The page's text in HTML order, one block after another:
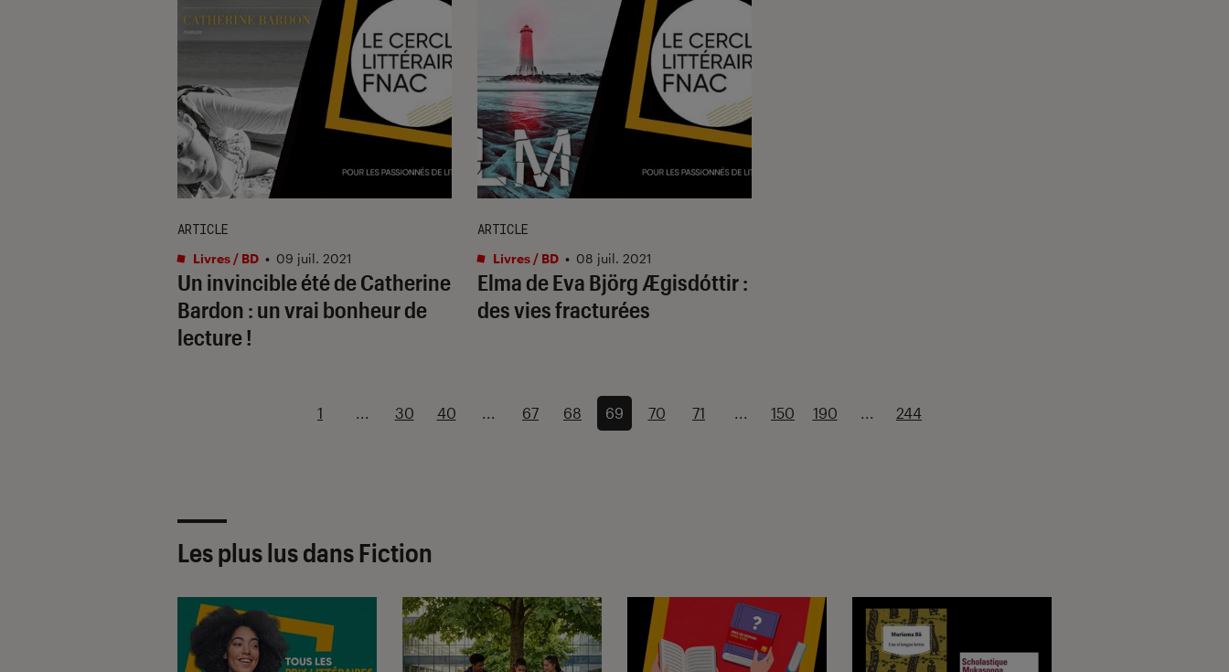
Un invincible été de Catherine
Bardon : un vrai bonheur de
lecture !
ARTICLE
Livres / BD • 09 juil. 2021
Elma de Eva Björg Ægisdóttir :
des vies fracturées
ARTICLE
Livres / BD • 08 juil. 2021
1 ... 30 40 ... 67 68 69 70 71 ... 150 190 ... 244
Les plus lus dans Fiction